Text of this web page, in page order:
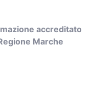
accreditato
Marche